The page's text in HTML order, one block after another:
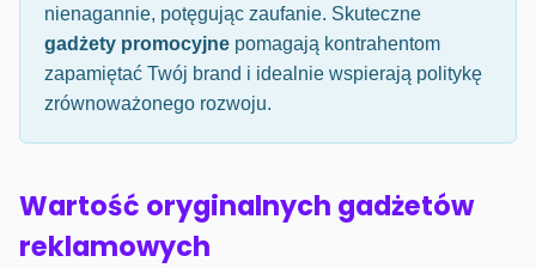
nienagannie, potęgując zaufanie. Skuteczne
gadżety promocyjne pomagają kontrahentom
zapamiętać Twój brand i idealnie wspierają politykę
zrównoważonego rozwoju.
Wartość oryginalnych gadżetów
reklamowych